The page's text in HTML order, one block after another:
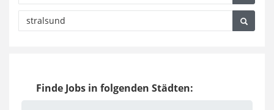
Finde Jobs in folgenden Städten: